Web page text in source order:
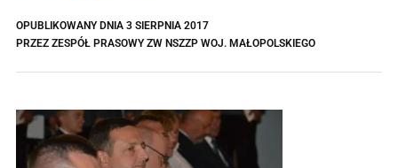
OPUBLIKOWANY DNIA 3 SIERPNIA 2017
PRZEZ ZESPÓŁ PRASOWY ZW NSZZP WOJ. MAŁOPOLSKIEGO